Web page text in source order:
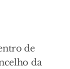
de
da